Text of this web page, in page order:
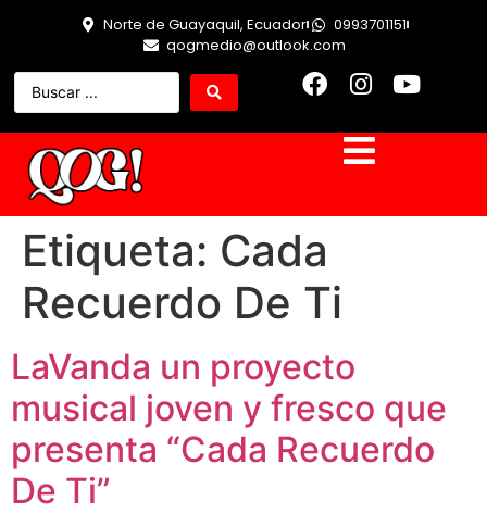
Norte de Guayaquil, Ecuador
0993701151
qogmedio@outlook.com
Etiqueta: Cada
Recuerdo De Ti
LaVanda un proyecto
musical joven y fresco que
presenta “Cada Recuerdo
De Ti”